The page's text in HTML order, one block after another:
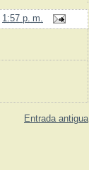
1:57 p. m.
Entrada antigua